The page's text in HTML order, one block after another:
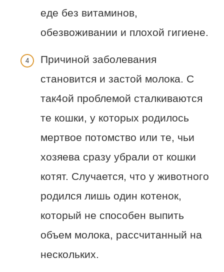
еде без витаминов,
обезвоживании и плохой гигиене.
Причиной заболевания
становится и застой молока. С
так4ой проблемой сталкиваются
те кошки, у которых родилось
мертвое потомство или те, чьи
хозяева сразу убрали от кошки
котят. Случается, что у животного
родился лишь один котенок,
который не способен выпить
объем молока, рассчитанный на
нескольких.